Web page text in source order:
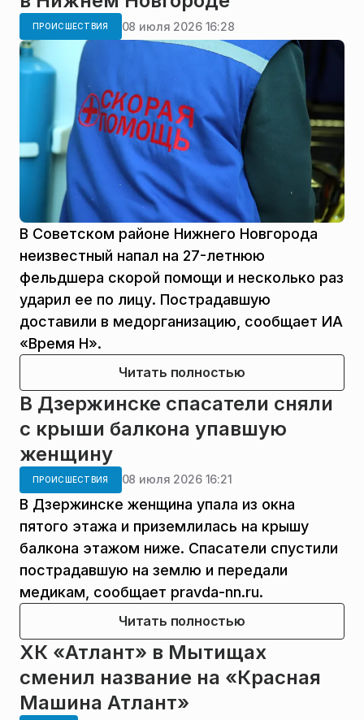
ПРОИСШЕСТВИЯ 08 июля 2026 16:28
В Советском районе Нижнего Новгорода
неизвестный напал на 27-летнюю
фельдшера скорой помощи и несколько раз
ударил ее по лицу. Пострадавшую
доставили в медорганизацию, сообщает ИА
«Время Н».
Читать полностью
В Дзержинске спасатели сняли
с крыши балкона упавшую
женщину
ПРОИСШЕСТВИЯ 08 июля 2026 16:21
В Дзержинске женщина упала из окна
пятого этажа и приземлилась на крышу
балкона этажом ниже. Спасатели спустили
пострадавшую на землю и передали
медикам, сообщает pravda-nn.ru.
Читать полностью
ХК «Атлант» в Мытищах
сменил название на «Красная
Машина Атлант»